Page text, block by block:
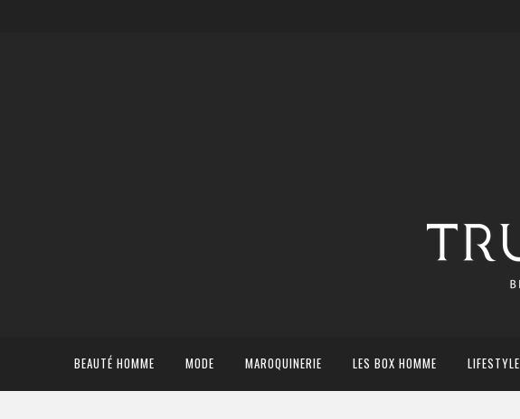
BEAUTÉ HOMME MODE MAROQUINERIE LES BOX HOMME LIFESTYLE